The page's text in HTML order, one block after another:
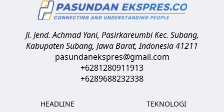
Jl. Jend. Achmad Yani, Pasirkareumbi Kec. Subang,
Kabupaten Subang, Jawa Barat,Indonesia41211
pasundanekspres@gmail.com
+6281280911913
+6289688232338
HEADLINE
TEKNOLOGI